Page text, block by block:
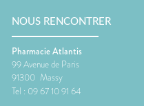
NOUS RENCONTRER
Pharmacie Atlantis
99 Avenue de Paris
91300 Massy
Tel : 09 67 10 91 64